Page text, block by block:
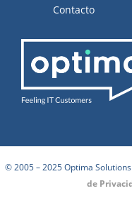
Contacto
© 2005 – 2025 Optima
de